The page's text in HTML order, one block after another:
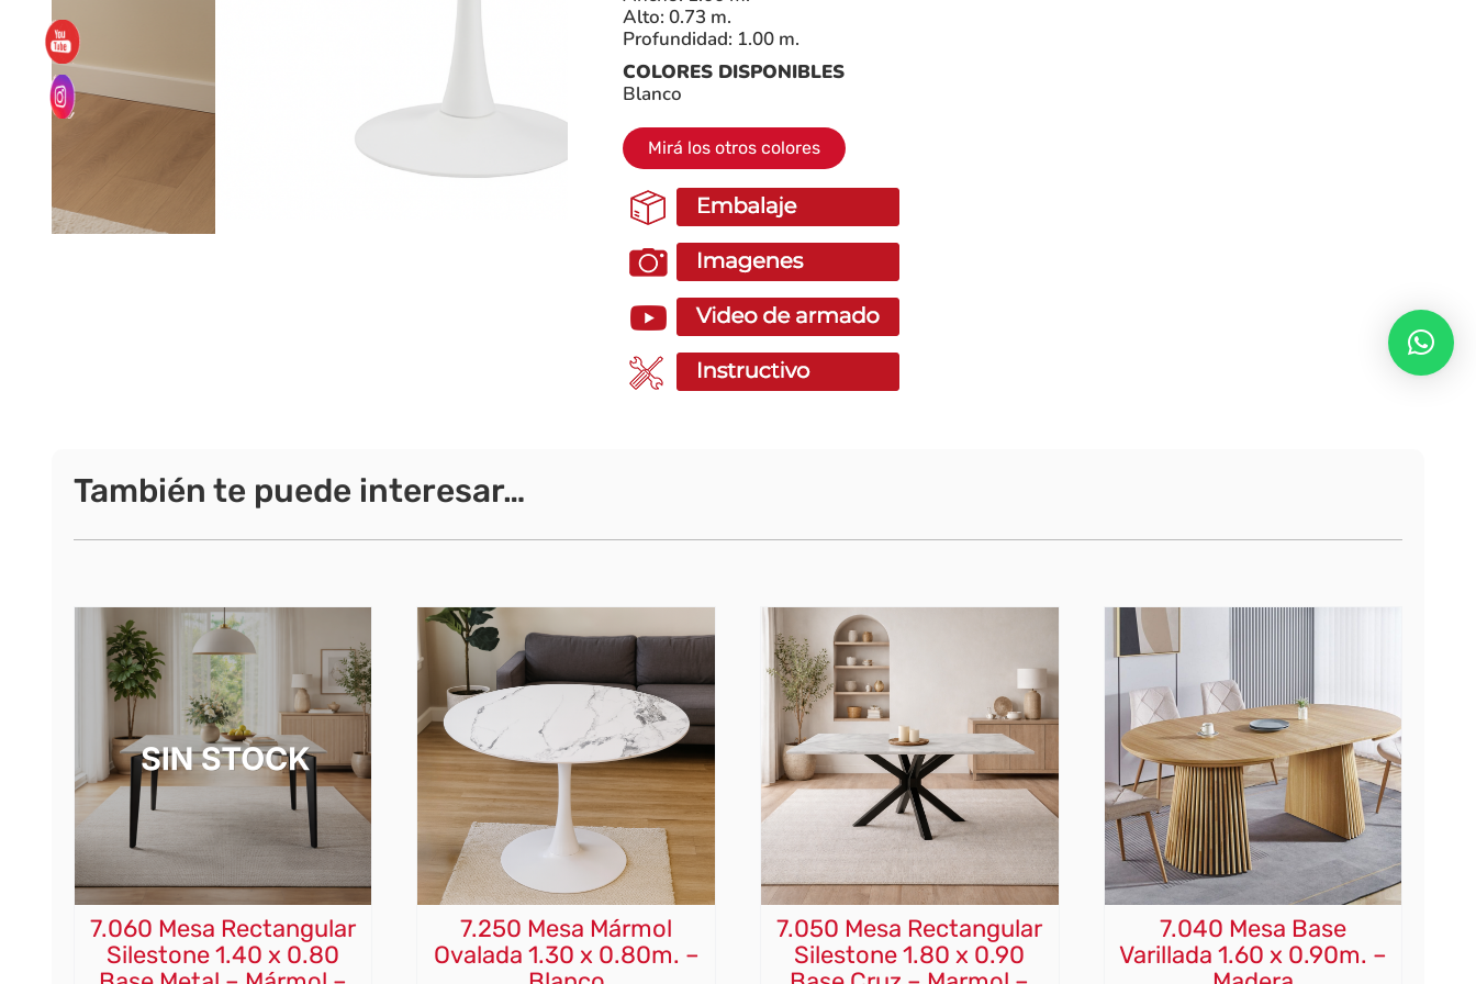
Alto: 0.73 m.
Profundidad: 1.00 m.
COLORES DISPONIBLES
Blanco
Mirá los otros colores
También te puede interesar…
7.060 Mesa Rectangular
Silestone 1.40 x 0.80
7.250 Mesa Mármol
Ovalada 1.30 x 0.80m. –
7.050 Mesa Rectangular
Silestone 1.80 x 0.90
7.040 Mesa Base
Varillada 1.60 x 0.90m. –